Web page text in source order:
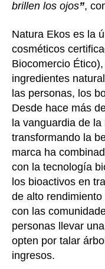
brillen los ojos”,
Natura Ekos es la
cosméticos
Biocomercio
ingredientes
las personas, los
Desde hace más
la vanguardia de
transformando la
marca ha
con la tecnología
los bioactivos en
de alto
con las
personas llevar
opten por talar
ingresos.